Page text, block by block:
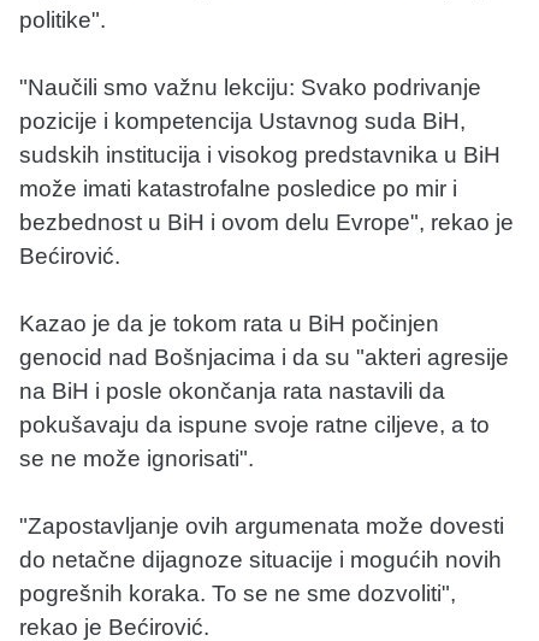
politike".
"Naučili smo važnu lekciju: Svako podrivanje
pozicije i kompetencija Ustavnog suda BiH,
sudskih institucija i visokog predstavnika u BiH
može imati katastrofalne posledice po mir i
bezbednost u BiH i ovom delu Evrope", rekao je
Bećirović.
Kazao je da je tokom rata u BiH počinjen
genocid nad Bošnjacima i da su "akteri agresije
na BiH i posle okončanja rata nastavili da
pokušavaju da ispune svoje ratne ciljeve, a to
se ne može ignorisati".
"Zapostavljanje ovih argumenata može dovesti
do netačne dijagnoze situacije i mogućih novih
pogrešnih koraka. To se ne sme dozvoliti",
rekao je Bećirović.